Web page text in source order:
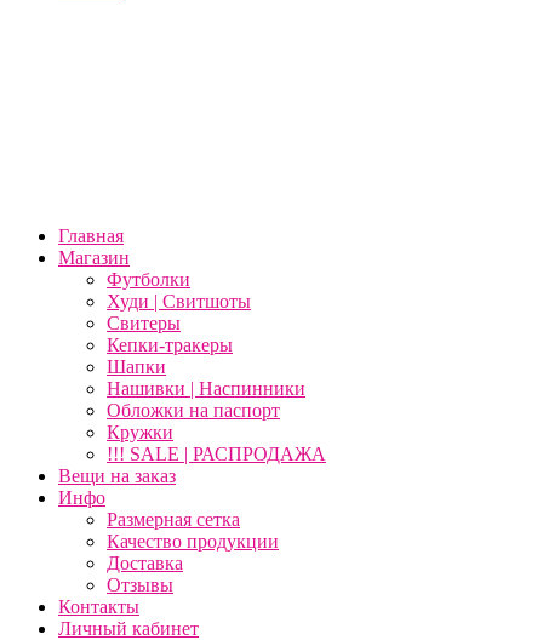
Главная
Магазин
Футболки
Худи | Свитшоты
Свитеры
Кепки-тракеры
Шапки
Нашивки | Наспинники
Обложки на паспорт
Кружки
!!! SALE | РАСПРОДАЖА
Вещи на заказ
Инфо
Размерная сетка
Качество продукции
Доставка
Отзывы
Контакты
Личный кабинет